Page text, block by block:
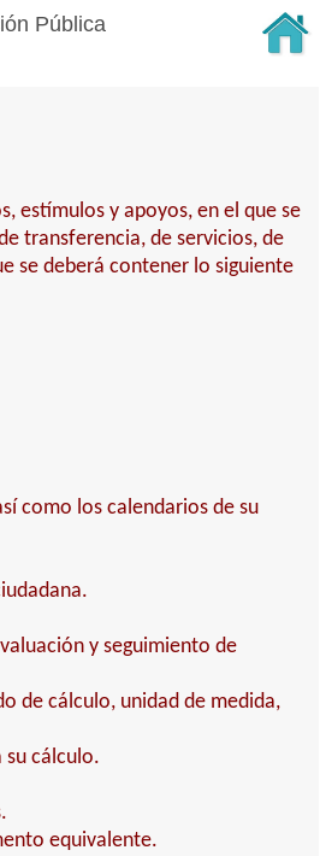
Pública
estímulos y apoyos, en el que se
transferencia, de servicios, de
se deberá contener lo siguiente
como los calendarios de su
y seguimiento de
de cálculo, unidad de medida,
su cálculo.
equivalente.